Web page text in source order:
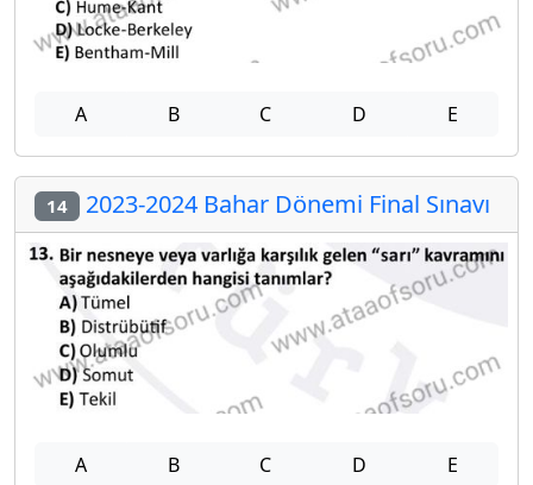
A B C D E
14 2023-2024 Bahar Dönemi Final Sınavı
A B C D E